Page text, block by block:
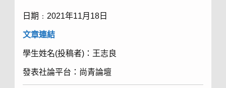
日期﹕2021年11月18日
文章連結
學生姓名(投稿者)：王志良
發表社論平台：尚青論壇